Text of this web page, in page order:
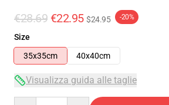
€28.69 €22.95 $24.95 -20%
Size
35x35cm
40x40cm
Visualizza guida alle taglie